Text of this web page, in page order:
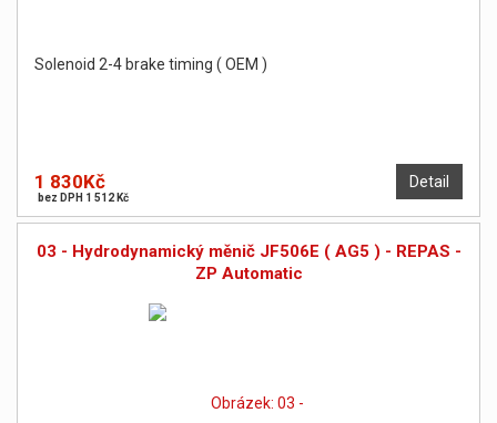
Solenoid 2-4 brake timing ( OEM )
Detail
1 830Kč
bez DPH 1 512 Kč
03 - Hydrodynamický měnič JF506E ( AG5 ) - REPAS -
ZP Automatic